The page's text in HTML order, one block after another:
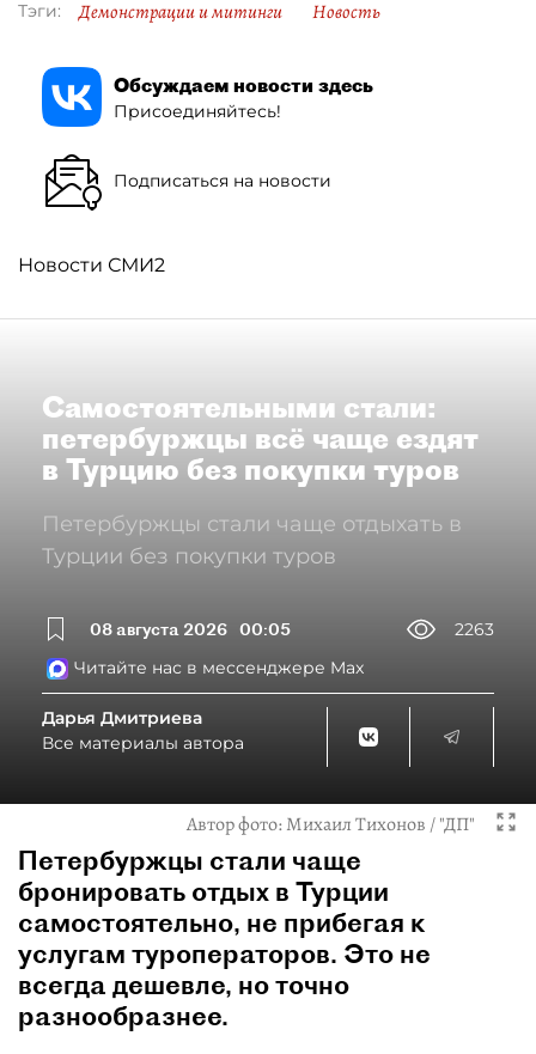
Тэги: Демонстрации и митинги Новость
Обсуждаем новости здесь
Присоединяйтесь!
Подписаться на новости
Новости СМИ2
Самостоятельными стали:
петербуржцы всё чаще ездят
в Турцию без покупки туров
Петербуржцы стали чаще отдыхать в
Турции без покупки туров
08 августа 2026 00:05
2263
Читайте нас в мессенджере Max
Дарья Дмитриева
Все материалы автора
Автор фото:Михаил Тихонов / "ДП"
Петербуржцы стали чаще
бронировать отдых в Турции
самостоятельно, не прибегая к
услугам туроператоров. Это не
всегда дешевле, но точно
разнообразнее.